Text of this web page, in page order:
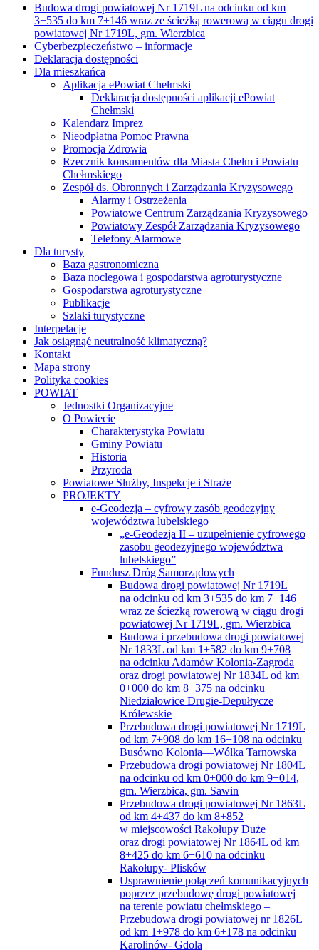
Budowa drogi powiatowej Nr 1719L na odcinku od km
3+535 do km 7+146 wraz ze ścieżką rowerową w ciągu drogi
powiatowej Nr 1719L, gm. Wierzbica
Cyberbezpieczeństwo – informacje
Deklaracja dostępności
Dla mieszkańca
Aplikacja ePowiat Chełmski
Deklaracja dostępności aplikacji ePowiat
Chełmski
Kalendarz Imprez
Nieodpłatna Pomoc Prawna
Promocja Zdrowia
Rzecznik konsumentów dla Miasta Chełm i Powiatu
Chełmskiego
Zespół ds. Obronnych i Zarządzania Kryzysowego
Alarmy i Ostrzeżenia
Powiatowe Centrum Zarządzania Kryzysowego
Powiatowy Zespół Zarządzania Kryzysowego
Telefony Alarmowe
Dla turysty
Baza gastronomiczna
Baza noclegowa i gospodarstwa agroturystyczne
Gospodarstwa agroturystyczne
Publikacje
Szlaki turystyczne
Interpelacje
Jak osiągnąć neutralność klimatyczną?
Kontakt
Mapa strony
Polityka cookies
POWIAT
Jednostki Organizacyjne
O Powiecie
Charakterystyka Powiatu
Gminy Powiatu
Historia
Przyroda
Powiatowe Służby, Inspekcje i Straże
PROJEKTY
e-Geodezja – cyfrowy zasób geodezyjny
województwa lubelskiego
„e-Geodezja II – uzupełnienie cyfrowego
zasobu geodezyjnego województwa
lubelskiego”
Fundusz Dróg Samorządowych
Budowa drogi powiatowej Nr 1719L
na odcinku od km 3+535 do km 7+146
wraz ze ścieżką rowerową w ciągu drogi
powiatowej Nr 1719L, gm. Wierzbica
Budowa i przebudowa drogi powiatowej
Nr 1833L od km 1+582 do km 9+708
na odcinku Adamów Kolonia-Zagroda
oraz drogi powiatowej Nr 1834L od km
0+000 do km 8+375 na odcinku
Niedziałowice Drugie-Depułtycze
Królewskie
Przebudowa drogi powiatowej Nr 1719L
od km 7+908 do km 16+108 na odcinku
Busówno Kolonia—Wólka Tarnowska
Przebudowa drogi powiatowej Nr 1804L
na odcinku od km 0+000 do km 9+014,
gm. Wierzbica, gm. Sawin
Przebudowa drogi powiatowej Nr 1863L
od km 4+437 do km 8+852
w miejscowości Rakołupy Duże
oraz drogi powiatowej Nr 1864L od km
8+425 do km 6+610 na odcinku
Rakołupy- Plisków
Usprawnienie połączeń komunikacyjnych
poprzez przebudowę drogi powiatowej
na terenie powiatu chełmskiego –
Przebudowa drogi powiatowej nr 1826L
od km 1+978 do km 6+178 na odcinku
Karolinów- Gdola